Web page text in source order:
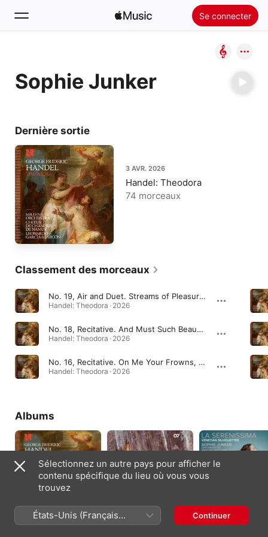
Se connecter
Accueil
Sophie Junker
Dernière sortie
3 AVR. 2026
Handel: Theodora
74 morceaux
Classement des morceaux
No. 19, Air and Duet. Streams of Pleasure Ever Flowing (Didymus, Theodora)
Handel: Theodora · 2026
No. 18, Recitative. And Must Such Beauty Suffer? (Didymus, Theodora)
Handel: Theodora · 2026
No. 16, Recitative. On Me Your Frowns, Your Utmost Rage Exert (Didymus, Theodora, Valens)
Handel: Theodora · 2026
Albums
Handel: Theodora
Georg Philipp
La Serenissima
Sélectionnez un autre pays pour afficher le
contenu spécifique du lieu où vous vous
trouvez
États-Unis (Français
France)
Continuer